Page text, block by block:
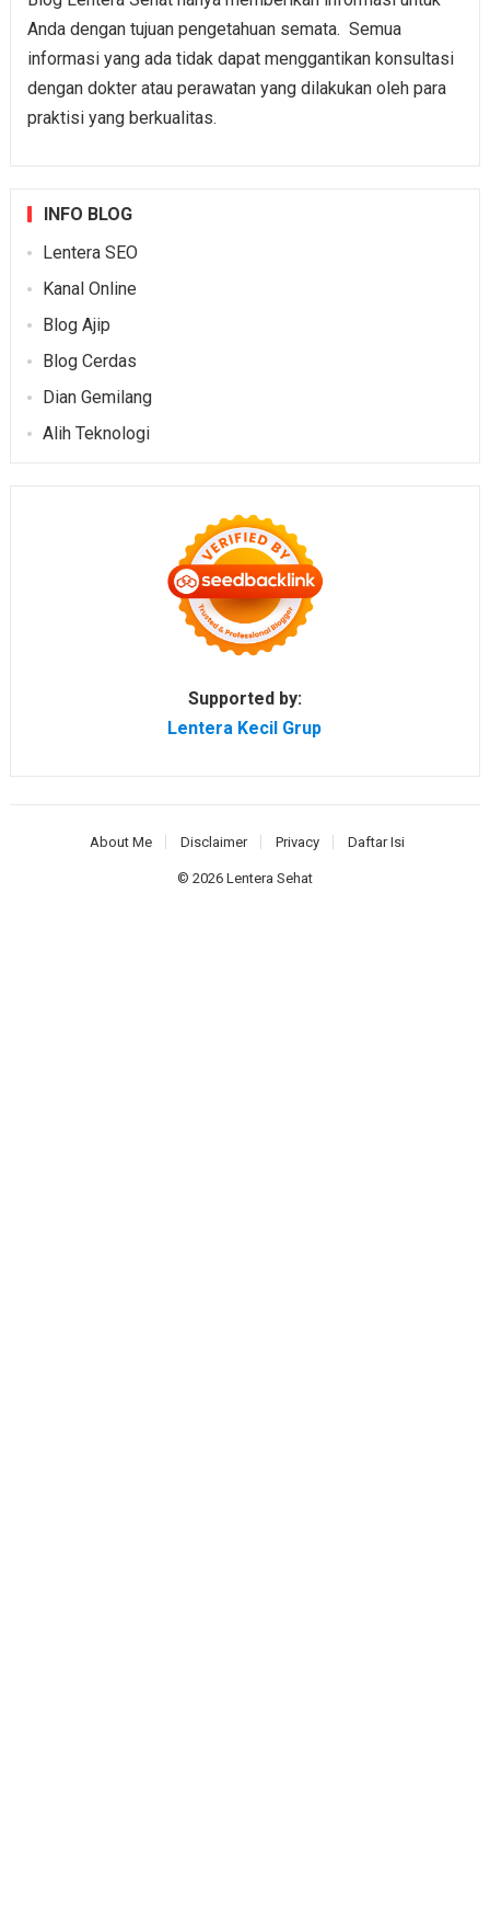
Anda dengan tujuan pengetahuan semata. Semua
informasi yang ada tidak dapat menggantikan konsultasi
dengan dokter atau perawatan yang dilakukan oleh para
praktisi yang berkualitas.
INFO BLOG
Lentera SEO
Kanal Online
Blog Ajip
Blog Cerdas
Dian Gemilang
Alih Teknologi
Supported by:
Lentera Kecil Grup
About Me Disclaimer Privacy Daftar Isi
© 2026 Lentera Sehat